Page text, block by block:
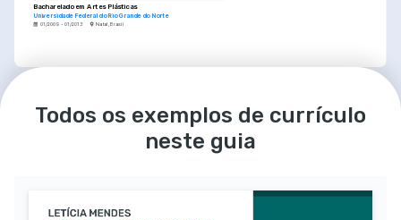
Bacharelado em Artes Plásticas
Universidade Federal do Rio Grande do Norte
01/2009 - 01/2013 Natal, Brasil
Todos os exemplos de currículo
neste guia